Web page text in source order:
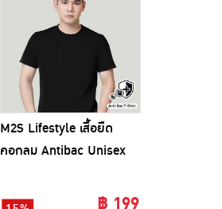
M2S Lifestyle เสื้อยืด
คอกลม Antibac Unisex